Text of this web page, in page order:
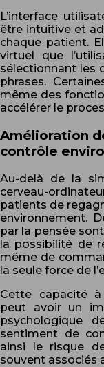
L’interface
être intuitive et
chaque patient.
virtuel que
sélectionnant les
phrases.
même des
accélérer le
Amélioration
contrôle
Au-delà de la
cerveau-
patients de
environnement.
par la pensée
la possibilité de
même de
la seule force de
Cette capacité
peut avoir un
psychologique
sentiment de
ainsi le risque
souvent associés